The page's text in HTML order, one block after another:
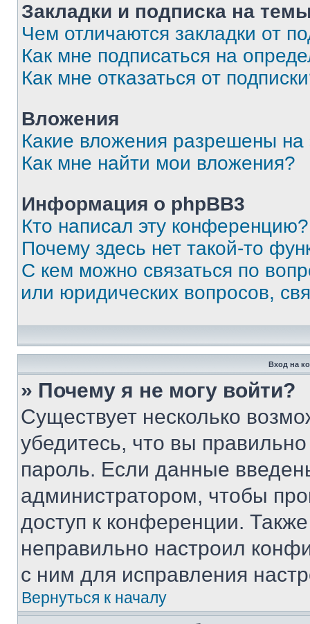
Закладки и подписка на
Чем отличаются закладки от
Как мне подписаться на
Как мне отказаться от
Вложения
Какие вложения разрешены
Как мне найти мои вложения?
Информация о phpBB3
Кто написал эту конференцию?
Почему здесь нет такой-то
С кем можно связаться по
или юридических вопросов,
Вход на
» Почему я не могу войти?
Существует несколько
убедитесь, что вы
пароль. Если данные
администратором, чтобы
доступ к конференции.
неправильно настроил
с ним для исправления
Вернуться к началу